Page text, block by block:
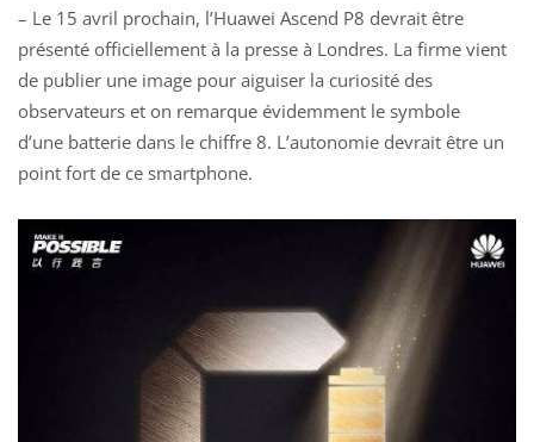
– Le 15 avril prochain, l’Huawei Ascend P8 devrait être
présenté officiellement à la presse à Londres. La firme vient
de publier une image pour aiguiser la curiosité des
observateurs et on remarque évidemment le symbole
d’une batterie dans le chiffre 8. L’autonomie devrait être un
point fort de ce smartphone.